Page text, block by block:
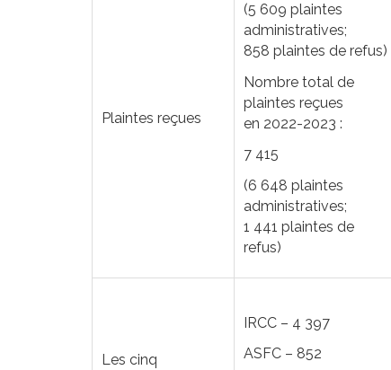
Plaintes reçues
(5 609 plaintes
administratives;
858 plaintes de refus)
Nombre total de
plaintes reçues
en 2022-2023 :
7 415
(6 648 plaintes
administratives;
1 441 plaintes de
refus)
Les cinq
IRCC – 4 397
ASFC – 852